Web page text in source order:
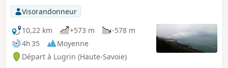
Visorandonneur
10,22 km
+573 m
-578 m
4h 35
Moyenne
Départ à Lugrin (Haute-Savoie)